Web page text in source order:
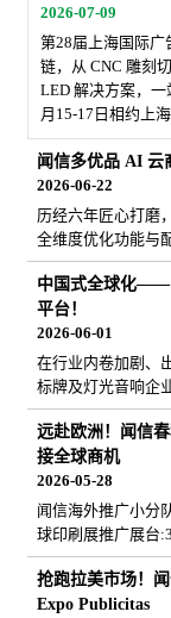
2026-07-09
第28届上海国际广
链，从 CNC 雕刻
LED 解决方案，
月15-17日相约上
与优质厂家面对面
闻信多优品 AI 云
2026-06-22
历经六年匠心打磨
全维度优化功能与
同步上线，属于商
批红利席位吧！
中国式全球化——
平台！
2026-06-01
在行业内卷加剧、
标牌及灯光音响企
托深耕行业二十多
交会、 2月深圳春
头厂商，吸引全球
AI云商城，线上线
破解拓客难题，抓
增长。
远赴欧洲！闻信
接全球商机
2026-05-28
闻信海外推广小分
球印刷展推广展台
采购商邀约!展会四
洲、拉美、北非地
场重磅发布闻信破
抢跑拉美市场！
Expo Publicitas